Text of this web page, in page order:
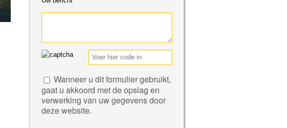
dit
veld
leeg
te
Wanneer u dit formulier gebruikt,
gaat u akkoord met de opslag en
verwerking van uw gegevens door
deze website.